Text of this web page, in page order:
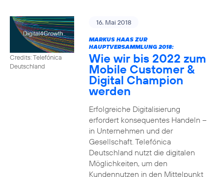
Credits: Telefónica
Deutschland
16. Mai 2018
MARKUS HAAS ZUR
HAUPTVERSAMMLUNG 2018:
Wie wir bis 2022 zum
Mobile Customer &
Digital Champion
werden
Erfolgreiche Digitalisierung
erfordert konsequentes Handeln –
in Unternehmen und der
Gesellschaft. Telefónica
Deutschland nutzt die digitalen
Möglichkeiten, um den
Kundennutzen in den Mittelpunkt